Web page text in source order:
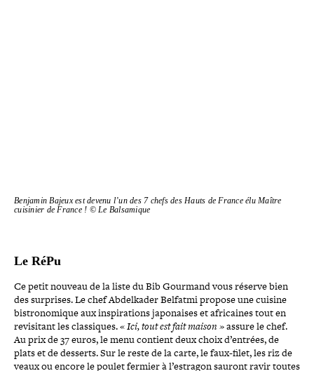
Benjamin Bajeux est devenu l’un des 7 chefs des Hauts de France élu Maître
cuisinier de France ! © Le Balsamique
Le RéPu
Ce petit nouveau de la liste du Bib Gourmand vous réserve bien
des surprises. Le chef Abdelkader Belfatmi propose une cuisine
bis­tro­no­mique aux ins­pi­ra­tions japo­naises et afri­caines tout en
revi­si­tant les clas­siques. «Ici, tout est fait maison »assure le chef.
Au prix de 37 euros, le menu contient deux choix d’entrées, de
plats et de desserts. Sur le reste de la carte, le faux-​filet, les riz de
veaux ou encore le poulet fermier à l’estragon sauront ravir toutes